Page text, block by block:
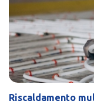
Riscaldamento